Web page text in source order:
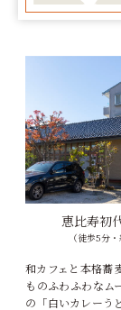
恵比寿初
（徒歩5分・
和カフェと本格蕎
ものふわふわなム
の「白いカレーう